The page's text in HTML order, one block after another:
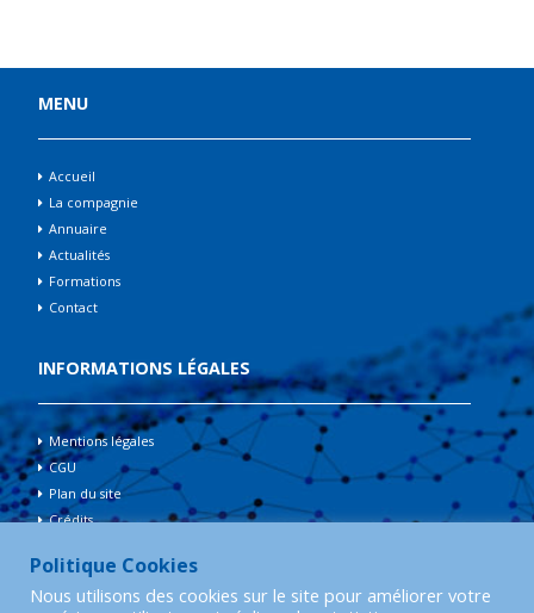
MENU
Accueil
La compagnie
Annuaire
Actualités
Formations
Contact
INFORMATIONS LÉGALES
Mentions légales
CGU
Plan du site
Crédits
Compagnie Nationale des
Politique Cookies
Nous utilisons des cookies sur le site pour améliorer votre